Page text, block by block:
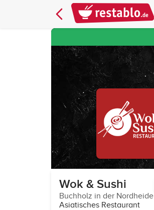
Wok & Sushi
Buchholz in der Nordheide
Asiatisches Restaurant